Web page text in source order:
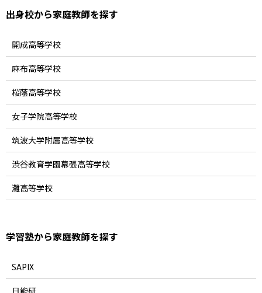
出身校から家庭教師を探す
開成高等学校
麻布高等学校
桜蔭高等学校
女子学院高等学校
筑波大学附属高等学校
渋谷教育学園幕張高等学校
灘高等学校
学習塾から家庭教師を探す
SAPIX
日能研